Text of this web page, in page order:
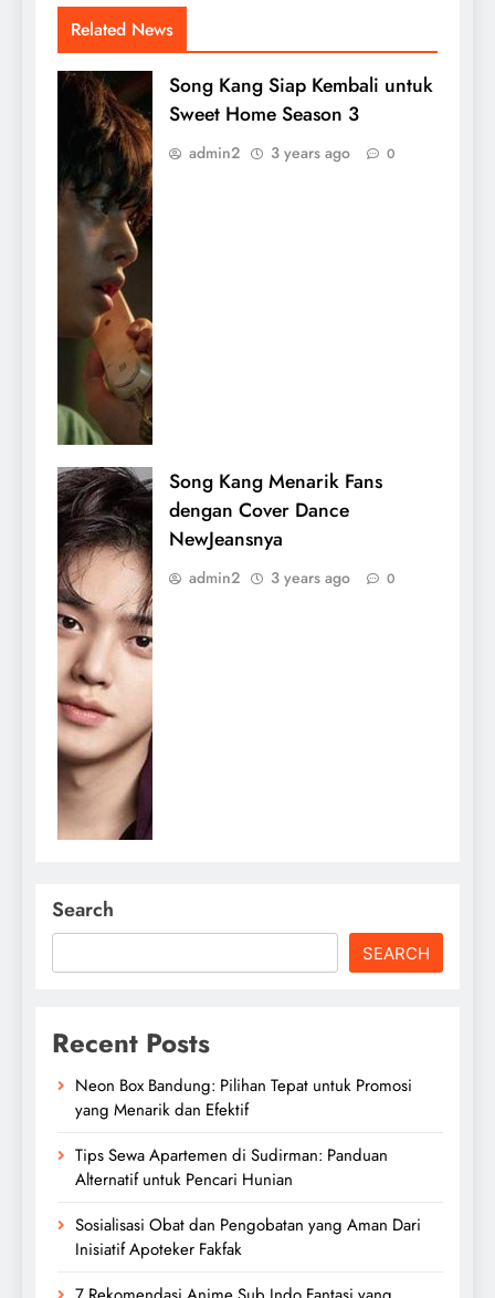
Related News
Song Kang Siap Kembali untuk
Sweet Home Season 3
admin2 3 years ago 0
Song Kang Menarik Fans
dengan Cover Dance
NewJeansnya
admin2 3 years ago 0
Search
SEARCH
Recent Posts
Neon Box Bandung: Pilihan Tepat untuk Promosi
yang Menarik dan Efektif
Tips Sewa Apartemen di Sudirman: Panduan
Alternatif untuk Pencari Hunian
Sosialisasi Obat dan Pengobatan yang Aman Dari
Inisiatif Apoteker Fakfak